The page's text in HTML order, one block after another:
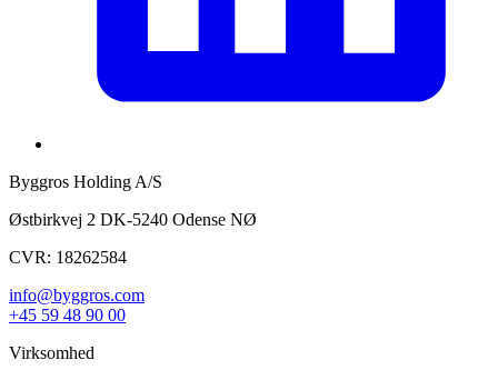
Byggros Holding A/S
Østbirkvej 2 DK-5240 Odense NØ
CVR: 18262584
info@byggros.com
+45 59 48 90 00
Virksomhed